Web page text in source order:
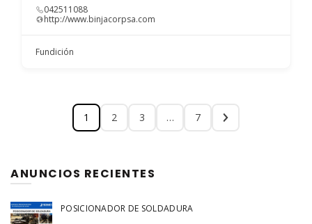
042511088
http://www.binjacorpsa.com
Fundición
1 2 3 … 7
ANUNCIOS RECIENTES
POSICIONADOR DE SOLDADURA